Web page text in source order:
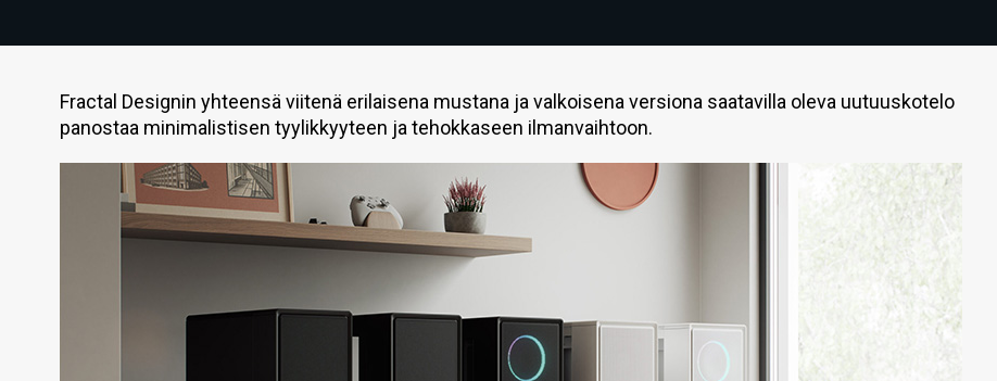
Fractal Designin yhteensä viitenä erilaisena mustana ja valkoisena versiona saatavilla oleva uutuuskotelo
panostaa minimalistisen tyylikkyyteen ja tehokkaseen ilmanvaihtoon.